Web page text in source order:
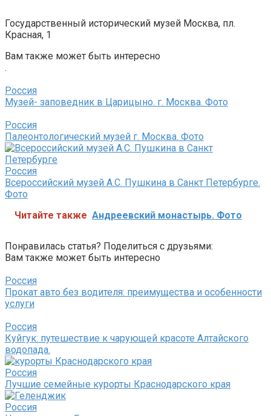
Государственный исторический музей Москва, пл.
Красная, 1
Вам также может быть интересно
.
Россия
Музей- заповедник в Царицыно. г. Москва. Фото
Россия
Палеонтологический музей г. Москва. Фото
Россия
Всероссийский музей А.С. Пушкина в Санкт Петербурге.
Фото
Читайте также Андреевский монастырь. Фото
Понравилась статья? Поделиться с друзьями:
Вам также может быть интересно
Россия
Прокат авто без водителя: преимущества и особенности
услуги
Россия
Куйгук: путешествие к чарующей красоте Алтайского
водопада.
Россия
Лучшие семейные курорты Краснодарского края
Россия